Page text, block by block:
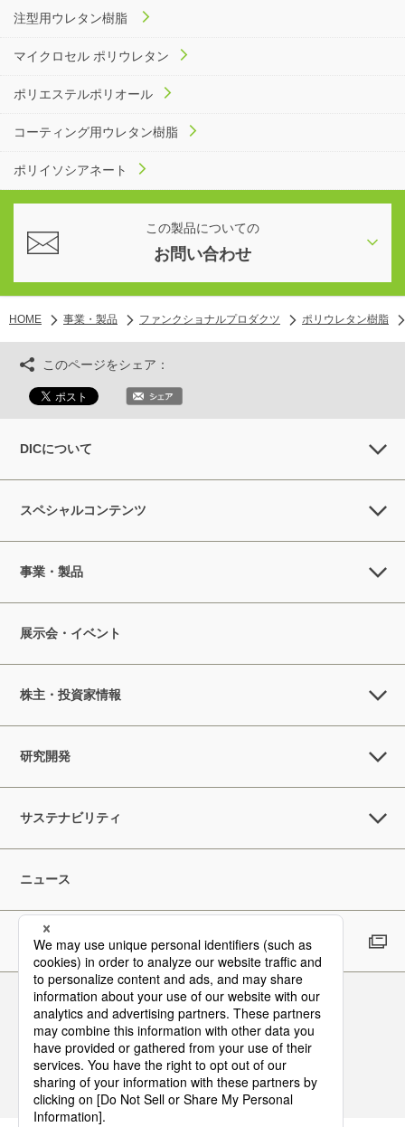
注型用ウレタン樹脂
マイクロセル ポリウレタン
ポリエステルポリオール
コーティング用ウレタン樹脂
ポリイソシアネート
この製品についての
お問い合わせ
HOME 事業・製品 ファンクショナルプロダクツ ポリウレタン樹脂
このページをシェア：
DICについて
スペシャルコンテンツ
事業・製品
展示会・イベント
株主・投資家情報
研究開発
サステナビリティ
ニュース
採用情報
Follow Us